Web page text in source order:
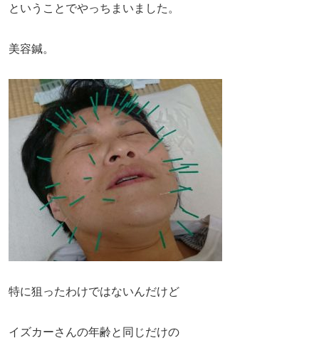
ということでやっちまいました。
美容鍼。
特に狙ったわけではないんだけど
イズカーさんの年齢と同じだけの